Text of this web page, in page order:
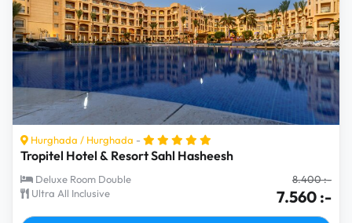
Hurghada / Hurghada -
Tropitel Hotel & Resort Sahl Hasheesh
Deluxe Room Double
Ultra All Inclusive
8.400 :-
7.560 :-